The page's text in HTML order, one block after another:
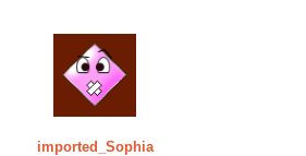
imported_Sophia